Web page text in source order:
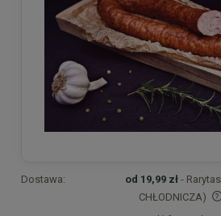
Dostawa: od 19,99 zł -
CHŁODNICZA)